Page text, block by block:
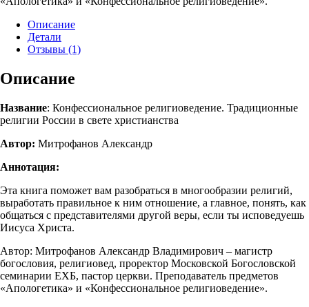
Описание
Детали
Отзывы (1)
Описание
Название: Конфессиональное религиоведение. Традиционные
религии России в свете христианства
Автор: Митрофанов Александр
Аннотация:
Эта книга поможет вам разобраться в многообразии религий,
выработать правильное к ним отношение, а главное, понять, как
общаться с предста­вителями другой веры, если ты исповеду­ешь
Иисуса Христа.
Автор: Митрофанов Александр Владимирович – магистр
богословия, религиовед, проректор Московской Богословской
семинарии ЕХБ, пастор церкви. Преподаватель предметов
«Апологетика» и «Конфессиональное религиоведение».